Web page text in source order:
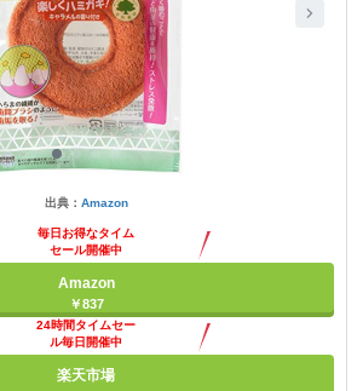
出典： Amazon
毎日お得なタイム
セール開催中
Amazon
￥837
24時間タイムセー
ル毎日開催中
楽天市場